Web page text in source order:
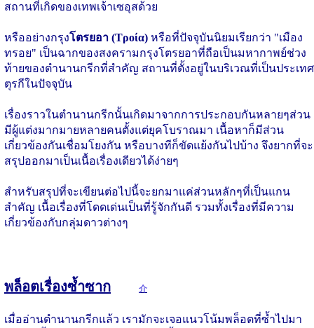
สถานที่เกิดของเทพเจ้าเซอุสด้วย
หรืออย่างกรุงโตรยอา (Τροία) หรือที่ปัจจุบันนิยมเรียกว่า "เมือง
ทรอย" เป็นฉากของสงครามกรุงโตรยอาที่ถือเป็นมหากาพย์ช่วง
ท้ายของตำนานกรีกที่สำคัญ สถานที่ตั้งอยู่ในบริเวณที่เป็นประเทศ
ตุรกีในปัจจุบัน
เรื่องราวในตำนานกรีกนั้นเกิดมาจากการประกอบกันหลายๆส่วน
มีผู้แต่งมากมายหลายคนตั้งแต่ยุคโบราณมา เนื้อหาก็มีส่วน
เกี่ยวข้องกันเชื่อมโยงกัน หรือบางทีก็ขัดแย้งกันไปบ้าง จึงยากที่จะ
สรุปออกมาเป็นเนื้อเรื่องเดียวได้ง่ายๆ
สำหรับสรุปที่จะเขียนต่อไปนี้จะยกมาแค่ส่วนหลักๆที่เป็นแกน
สำคัญ เนื้อเรื่องที่โดดเด่นเป็นที่รู้จักกันดี รวมทั้งเรื่องที่มีความ
เกี่ยวข้องกับกลุ่มดาวต่างๆ
พล็อตเรื่องซ้ำซาก 介
เมื่ออ่านตำนานกรีกแล้ว เรามักจะเจอแนวโน้มพล็อตที่ซ้ำไปมา